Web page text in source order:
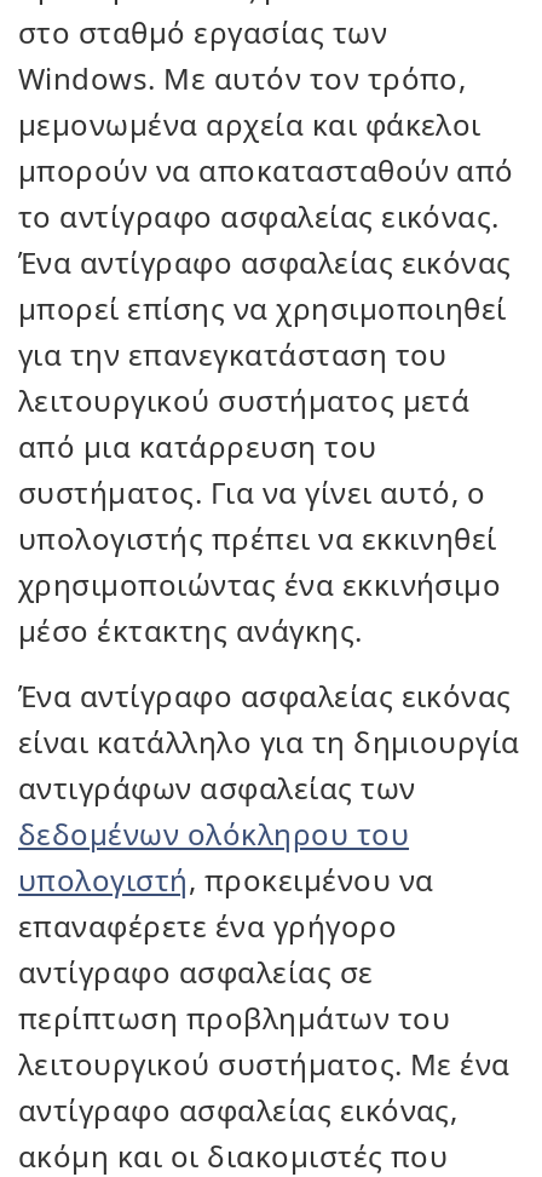
στο σταθμό εργασίας των
Windows. Με αυτόν τον τρόπο,
μεμονωμένα αρχεία και φάκελοι
μπορούν να αποκατασταθούν από
το αντίγραφο ασφαλείας εικόνας.
Ένα αντίγραφο ασφαλείας εικόνας
μπορεί επίσης να χρησιμοποιηθεί
για την επανεγκατάσταση του
λειτουργικού συστήματος μετά
από μια κατάρρευση του
συστήματος. Για να γίνει αυτό, ο
υπολογιστής πρέπει να εκκινηθεί
χρησιμοποιώντας ένα εκκινήσιμο
μέσο έκτακτης ανάγκης.
Ένα αντίγραφο ασφαλείας εικόνας
είναι κατάλληλο για τη δημιουργία
αντιγράφων ασφαλείας των
δεδομένων ολόκληρου του
υπολογιστή, προκειμένου να
επαναφέρετε ένα γρήγορο
αντίγραφο ασφαλείας σε
περίπτωση προβλημάτων του
λειτουργικού συστήματος. Με ένα
αντίγραφο ασφαλείας εικόνας,
ακόμη και οι διακομιστές που